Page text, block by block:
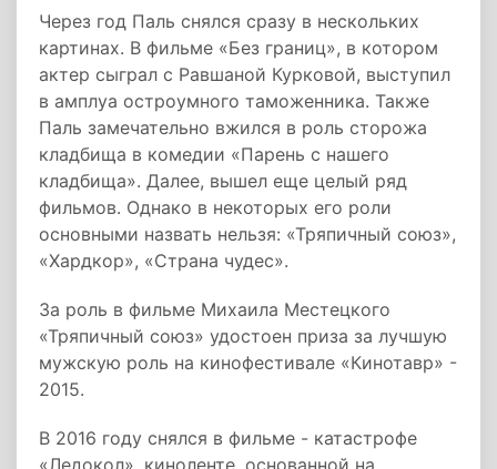
Через год Паль снялся сразу в нескольких
картинах. В фильме «Без границ», в котором
актер сыграл с Равшаной Курковой, выступил
в амплуа остроумного таможенника. Также
Паль замечательно вжился в роль сторожа
кладбища в комедии «Парень с нашего
кладбища». Далее, вышел еще целый ряд
фильмов. Однако в некоторых его роли
основными назвать нельзя: «Тряпичный союз»,
«Хардкор», «Страна чудес».
За роль в фильме Михаила Местецкого
«Тряпичный союз» удостоен приза за лучшую
мужскую роль на кинофестивале «Кинотавр» -
2015.
В 2016 году снялся в фильме - катастрофе
«Ледокол», киноленте, основанной на